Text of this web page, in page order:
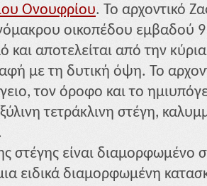
Ονουφρίου. Το αρχοντικό
οικοπέδου εμβαδού
και αποτελείται από την
με τη δυτική όψη. Το
τον όροφο και το
τετράκλινη στέγη,
στέγης είναι διαμορφωμένο
ειδικά διαμορφωμένη